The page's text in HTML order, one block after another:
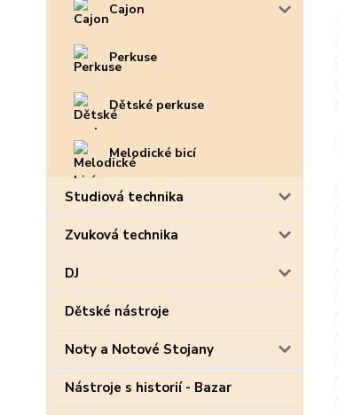
Cajon
Perkuse
Dětské perkuse
Melodické bicí
Studiová technika
Zvuková technika
DJ
Dětské nástroje
Noty a Notové Stojany
Nástroje s historií - Bazar